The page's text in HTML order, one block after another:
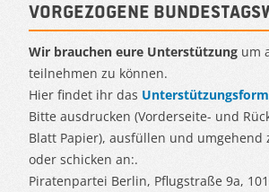
Vorgezogene
Wir brauchen eure Unterstützung um
teilnehmen zu können.
Hier findet ihr das
Bitte ausdrucken (Vorderseite- und
Blatt Papier), ausfüllen und umgehend
oder schicken an:.
Piratenpartei Berlin, Pflugstraße 9a,